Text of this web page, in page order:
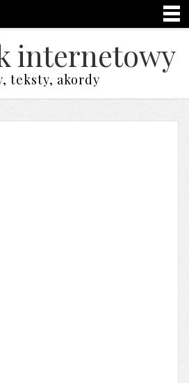
internetowy
teksty, akordy